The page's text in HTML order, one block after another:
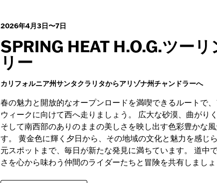
2026年4月3日〜7日
SPRING HEAT H.O.G.ツーリ
リー
カリフォルニア州サンタクラリタからアリゾナ州チャンドラーへ
春の魅力と開放的なオープンロードを満喫できるルートで
ウィークに向けて西へ走りましょう。 広大な砂漠、曲がりく
そして南西部のありのままの美しさを映し出す色彩豊かな
す。 黄金色に輝く夕日から、その地域の文化と魅力を感じ
元スポットまで、毎日が新たな発見に満ちています。 道中
さを心から味わう仲間のライダーたちと冒険を共有しましょ